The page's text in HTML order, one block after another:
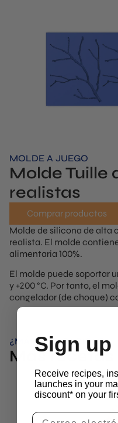
MOLDE A JUEGO
Molde Tuille
realistas
Molde de silicona de alta
realista. El molde
alimentaria 100%.
El molde puede soportar
y +200 °C. Por tanto, el
congelador (de choque)
Comprar productos
¿MÁS INSPIRACIÓN?
Más recetas
Sign up
Receive recipes,
launches in your
discount* on your